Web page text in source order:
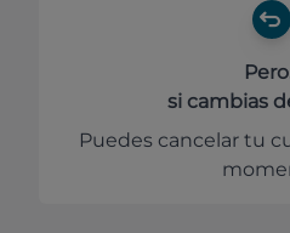
si cambias
Puedes cancelar tu